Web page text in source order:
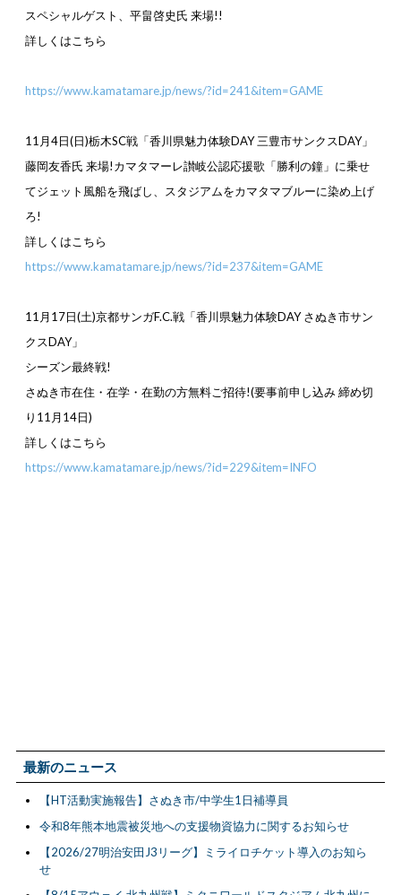
スペシャルゲスト、平畠啓史氏 来場!!
詳しくはこちら
https://www.kamatamare.jp/news/?id=241&item=GAME
11 月4日(日)栃木SC戦「香川県魅力体験DAY三豊市サンクスDAY」
藤岡友香氏 来場!カマタマーレ讃岐公認応援歌「勝利の鐘」に乗せ
てジェット風船を飛ばし、スタジアムをカマタマブルーに染め上げ
ろ!
詳しくはこちら
https://www.kamatamare.jp/news/?id=237&item=GAME
11 月17日(土)京都サンガF.C.戦「香川県魅力体験DAYさぬき市サン
クスDAY」
シーズン最終戦!
さぬき市在住・在学・在勤の方無料ご招待!(要事前申し込み 締め切
り 11 月14日)
詳しくはこちら
https://www.kamatamare.jp/news/?id=229&item=INFO
最新のニュース
【HT活動実施報告】さぬき市/中学生1日補導員
令和8年熊本地震被災地への支援物資協力に関するお知らせ
【2026/27明治安田J3リーグ】ミライロチケット導入のお知ら
せ